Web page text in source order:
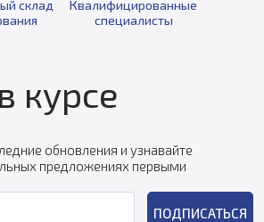
склад
Квалифицированные
специалисты
курсе
обновления и узнавайте
предложениях первыми
ПОДПИСАТЬСЯ